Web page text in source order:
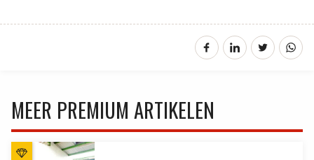
MEER PREMIUM ARTIKELEN